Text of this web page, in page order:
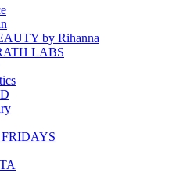
by Rihanna
LABS